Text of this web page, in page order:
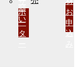
願
い
ポ
ー
タ
お
申
込